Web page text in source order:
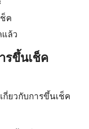
ค
ล้ว
รขึ้นเช็ค
กี่ยวกับการขึ้นเช็ค